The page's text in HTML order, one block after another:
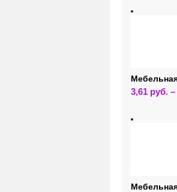
3,61 руб.